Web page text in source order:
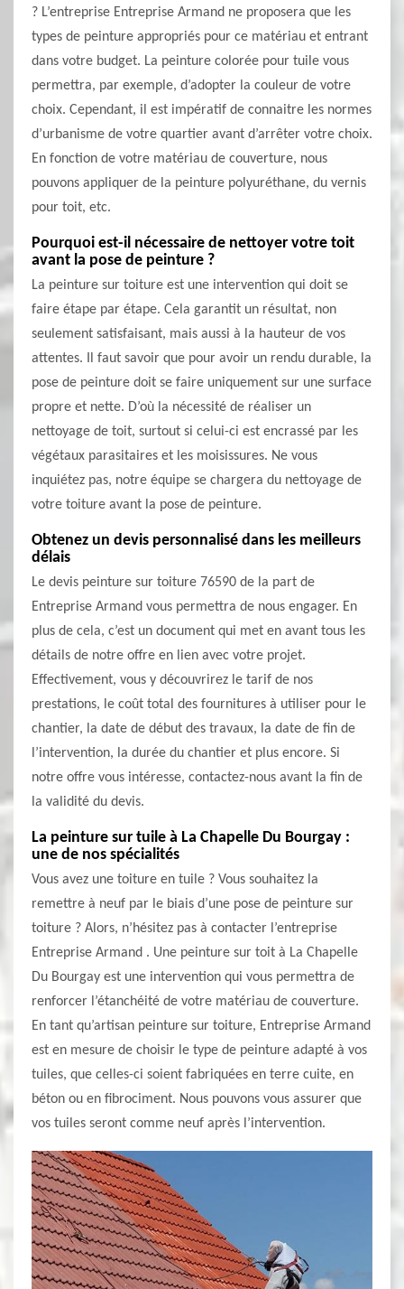
? L’entreprise Entreprise Armand ne proposera que les
types de peinture appropriés pour ce matériau et entrant
dans votre budget. La peinture colorée pour tuile vous
permettra, par exemple, d’adopter la couleur de votre
choix. Cependant, il est impératif de connaitre les normes
d’urbanisme de votre quartier avant d’arrêter votre choix.
En fonction de votre matériau de couverture, nous
pouvons appliquer de la peinture polyuréthane, du vernis
pour toit, etc.
Pourquoi est-il nécessaire de nettoyer votre toit
avant la pose de peinture ?
La peinture sur toiture est une intervention qui doit se
faire étape par étape. Cela garantit un résultat, non
seulement satisfaisant, mais aussi à la hauteur de vos
attentes. Il faut savoir que pour avoir un rendu durable, la
pose de peinture doit se faire uniquement sur une surface
propre et nette. D’où la nécessité de réaliser un
nettoyage de toit, surtout si celui-ci est encrassé par les
végétaux parasitaires et les moisissures. Ne vous
inquiétez pas, notre équipe se chargera du nettoyage de
votre toiture avant la pose de peinture.
Obtenez un devis personnalisé dans les meilleurs
délais
Le devis peinture sur toiture 76590 de la part de
Entreprise Armand vous permettra de nous engager. En
plus de cela, c’est un document qui met en avant tous les
détails de notre offre en lien avec votre projet.
Effectivement, vous y découvrirez le tarif de nos
prestations, le coût total des fournitures à utiliser pour le
chantier, la date de début des travaux, la date de fin de
l’intervention, la durée du chantier et plus encore. Si
notre offre vous intéresse, contactez-nous avant la fin de
la validité du devis.
La peinture sur tuile à La Chapelle Du Bourgay :
une de nos spécialités
Vous avez une toiture en tuile ? Vous souhaitez la
remettre à neuf par le biais d’une pose de peinture sur
toiture ? Alors, n’hésitez pas à contacter l’entreprise
Entreprise Armand . Une peinture sur toit à La Chapelle
Du Bourgay est une intervention qui vous permettra de
renforcer l’étanchéité de votre matériau de couverture.
En tant qu’artisan peinture sur toiture, Entreprise Armand
est en mesure de choisir le type de peinture adapté à vos
tuiles, que celles-ci soient fabriquées en terre cuite, en
béton ou en fibrociment. Nous pouvons vous assurer que
vos tuiles seront comme neuf après l’intervention.